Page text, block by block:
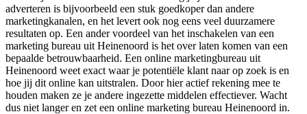
adverteren is bijvoorbeeld een stuk goedkoper dan andere
marketingkanalen, en het levert ook nog eens veel duurzamere
resultaten op. Een ander voordeel van het inschakelen van een
marketing bureau uit Heinenoord is het over laten komen van een
bepaalde betrouwbaarheid. Een online marketingbureau uit
Heinenoord weet exact waar je potentiële klant naar op zoek is en
hoe jij dit online kan uitstralen. Door hier actief rekening mee te
houden maken ze je andere ingezette middelen effectiever. Wacht
dus niet langer en zet een online marketing bureau Heinenoord in.